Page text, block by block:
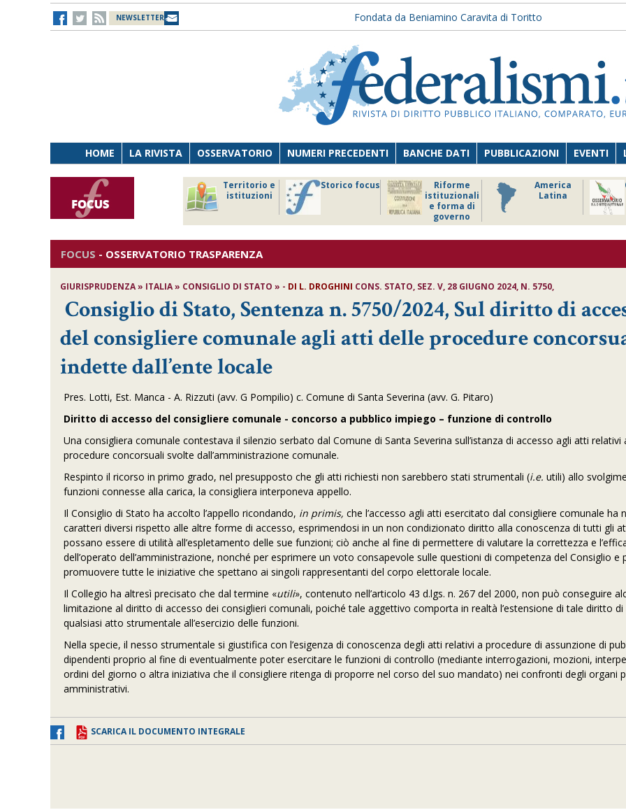
NEWSLETTER Fondata da Beniamino Caravita di Toritto
HOME LA RIVISTA OSSERVATORIO NUMERI PRECEDENTI BANCHE DATI PUBBLICAZIONI EVENTI
Territorio e
istituzioni
Storico focus
Riforme
istituzionali
e forma di
governo
America
Latina
FOCUS - OSSERVATORIO TRASPARENZA
GIURISPRUDENZA » ITALIA » CONSIGLIO DI STATO » - DI L. DROGHINI CONS. STATO, SEZ. V, 28 GIUGNO 2024, N. 5750,
Consiglio di Stato, Sentenza n. 5750/2024, Sul diritto di
del consigliere comunale agli atti delle procedure
indette dall’ente locale
Pres. Lotti, Est. Manca - A. Rizzuti (avv. G Pompilio) c. Comune di Santa Severina (avv. G. Pitaro)
Diritto di accesso del consigliere comunale - concorso a pubblico impiego – funzione di controllo
Una consigliera comunale contestava il silenzio serbato dal Comune di Santa Severina sull’istanza di accesso agli atti relativi
procedure concorsuali svolte dall’amministrazione comunale.
Respinto il ricorso in primo grado, nel presupposto che gli atti richiesti non sarebbero stati strumentali (i.e. utili) allo
funzioni connesse alla carica, la consigliera interponeva appello.
Il Consiglio di Stato ha accolto l’appello ricondando, in primis, che l’accesso agli atti esercitato dal consigliere comunale ha
caratteri diversi rispetto alle altre forme di accesso, esprimendosi in un non condizionato diritto alla conoscenza di tutti gli
possano essere di utilità all’espletamento delle sue funzioni; ciò anche al fine di permettere di valutare la correttezza e
dell’operato dell’amministrazione, nonché per esprimere un voto consapevole sulle questioni di competenza del Consiglio e
promuovere tutte le iniziative che spettano ai singoli rappresentanti del corpo elettorale locale.
Il Collegio ha altresì precisato che dal termine «utili», contenuto nell’articolo 43 d.lgs. n. 267 del 2000, non può conseguire
limitazione al diritto di accesso dei consiglieri comunali, poiché tale aggettivo comporta in realtà l’estensione di tale diritto di
qualsiasi atto strumentale all’esercizio delle funzioni.
Nella specie, il nesso strumentale si giustifica con l’esigenza di conoscenza degli atti relativi a procedure di assunzione di
dipendenti proprio al fine di eventualmente poter esercitare le funzioni di controllo (mediante interrogazioni, mozioni,
ordini del giorno o altra iniziativa che il consigliere ritenga di proporre nel corso del suo mandato) nei confronti degli organi
amministrativi.
SCARICA IL DOCUMENTO INTEGRALE